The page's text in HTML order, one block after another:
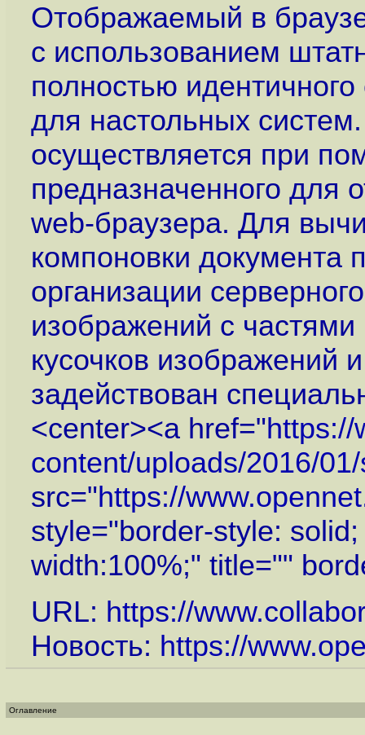
Отображаемый в
с использованием
полностью
для настольных
осуществляется при
предназначенного для
web-браузера. Для
компоновки документа
организации
изображений с
кусочков изображений
задействован
<center><a href="https://
content/uploads/2016/
src="https://
style="border-style:
width:100%;" title=""
URL: https://
Новость: https://
Оглавление